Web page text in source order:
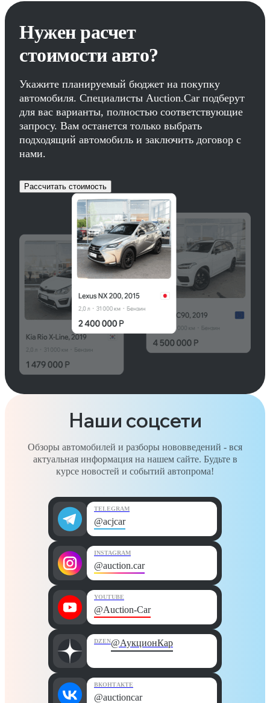
Нужен расчет
стоимости авто?
Укажите планируемый бюджет на покупку
автомобиля. Специалисты Auction.Car подберут
для вас варианты, полностью соответствующие
запросу. Вам останется только выбрать
подходящий автомобиль и заключить договор с
нами.
Рассчитать стоимость
Наши соцсети
Обзоры автомобилей и разборы нововведений - вся
актуальная информация на нашем сайте. Будьте в
курсе новостей и событий автопрома!
TELEGRAM
@acjcar
INSTAGRAM
@auction.car
YOUTUBE
@Auction-Car
DZEN@АукционКар
ВКОНТАКТЕ
@auctioncar